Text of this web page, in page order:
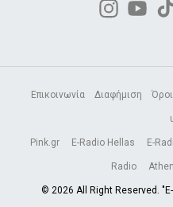
Επικοινωνία Διαφήμιση
Pink.gr E-Radio Hellas E-
Radio
© 2026 All Right Reserved.